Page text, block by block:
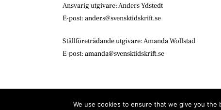
Ansvarig utgivare: Anders Ydstedt
E-post: anders@svensktidskrift.se
Ställföreträdande utgivare: Amanda Wollstad
E-post: amanda@svensktidskrift.se
We use cookies to ensure that we give you